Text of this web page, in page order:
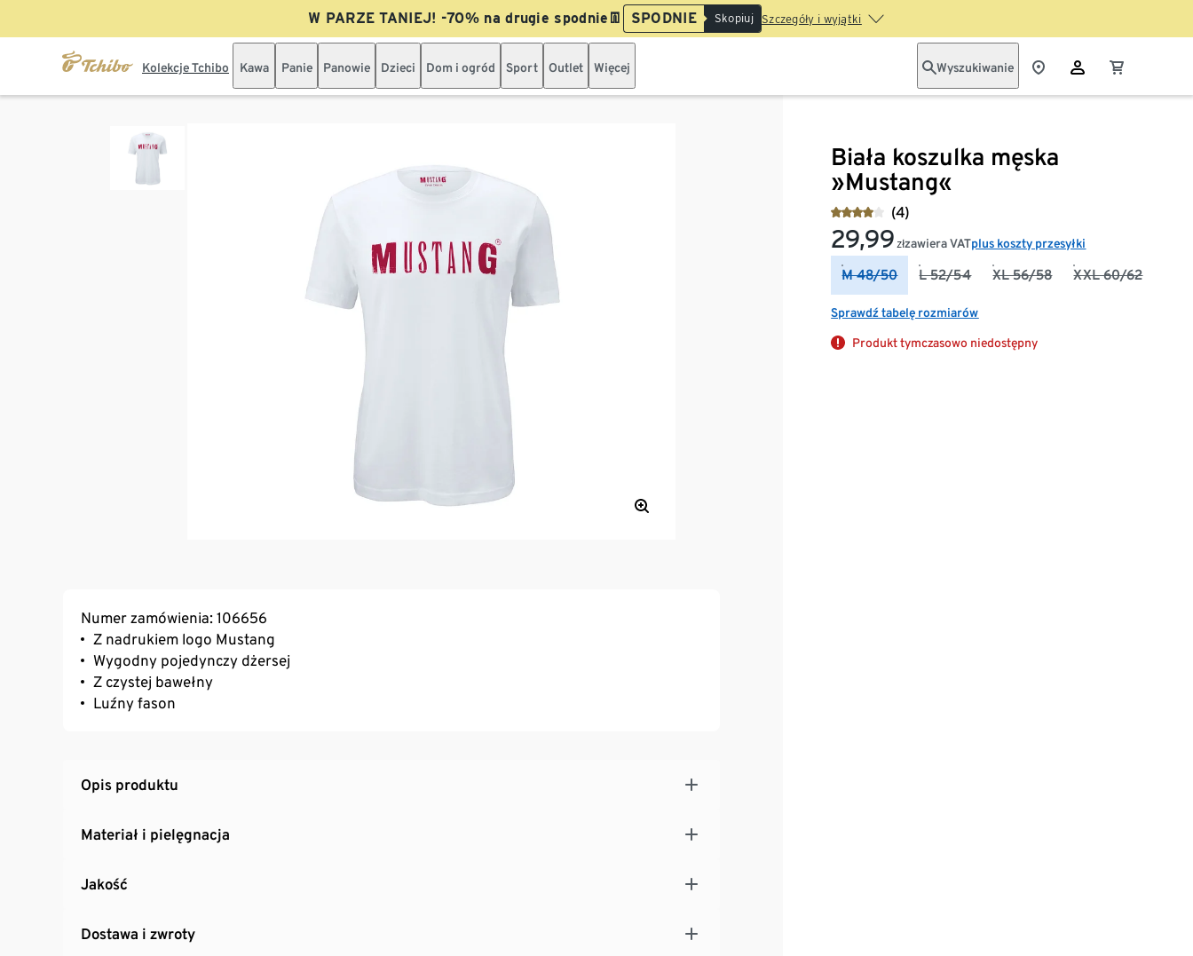
W PARZE TANIEJ! -70% na drugie spodnie👖 SPODNIE Skopiuj Szczegóły i wyjątki
Kolekcje Tchibo Kawa Panie Panowie Dzieci Dom i ogród Sport Outlet Więcej Wyszukiwanie
Biała koszulka męska
»Mustang«
(4)
29,99 złzawiera VATplus koszty przesyłki
M 48/50 L 52/54 XL 56/58 XXL 60/62
Sprawdź tabelę rozmiarów
Produkt tymczasowo niedostępny
Numer zamówienia: 106656
Z nadrukiem logo Mustang
Wygodny pojedynczy dżersej
Z czystej bawełny
Luźny fason
Opis produktu
Materiał i pielęgnacja
Jakość
Dostawa i zwroty